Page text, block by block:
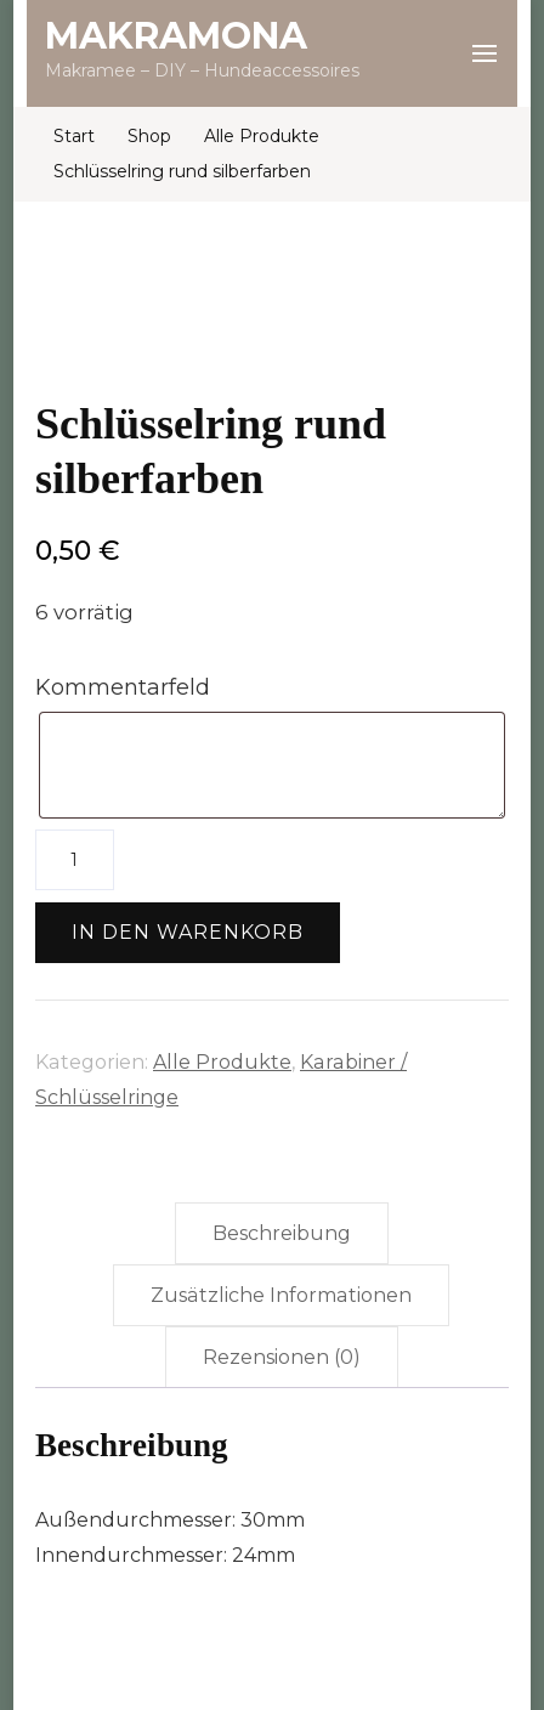
MAKRAMONA
Makramee – DIY – Hundeaccessoires
Start Shop
Alle Produkte
Schlüsselring rund silberfarben
Schlüsselring rund
silberfarben
0,50 €
6 vorrätig
Kommentarfeld
IN DEN WARENKORB
Kategorien: Alle Produkte, Karabiner /
Schlüsselringe
Beschreibung
Zusätzliche Informationen
Rezensionen (0)
Beschreibung
Außendurchmesser: 30mm
Innendurchmesser: 24mm